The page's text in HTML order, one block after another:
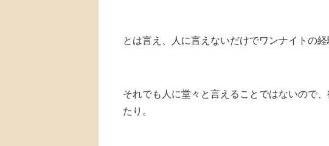
とは言え、人に言えないだけでワンナイトの
それでも人に堂々と言えることではないので
たり。